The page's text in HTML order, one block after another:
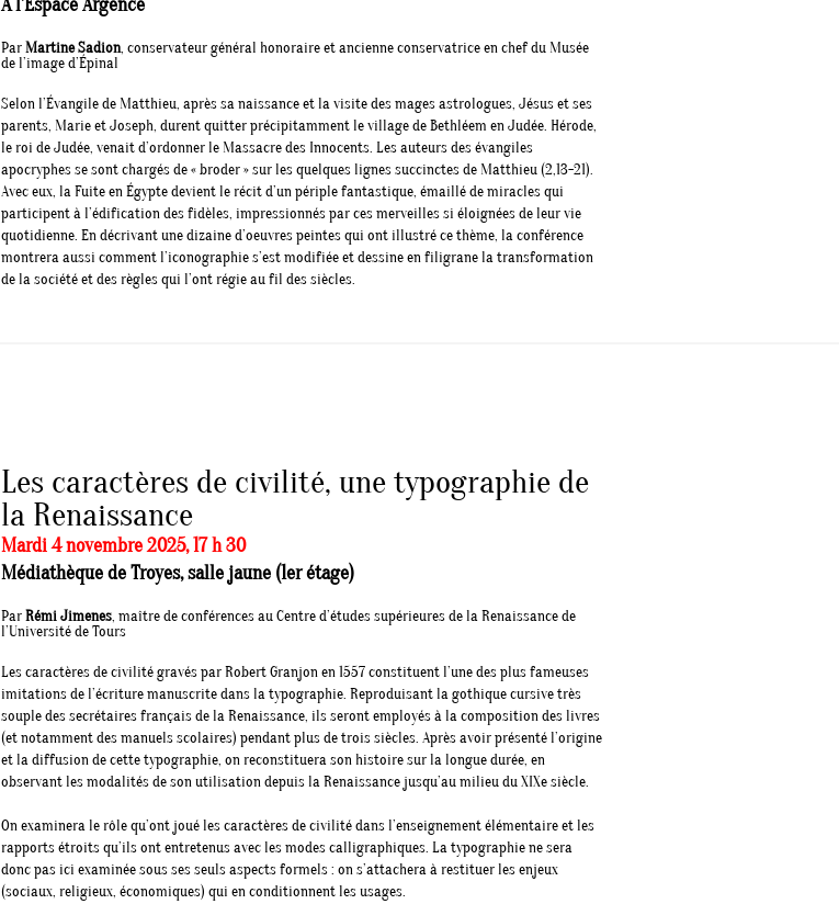
À l’Espace Argence
ParMartine Sadion, conservateur général honoraire et ancienne conservatrice en chef du Musée
de l’image d’Épinal
Selon l’Évangile de Matthieu, après sa naissance et la visite des mages astrologues, Jésus et ses
parents, Marie et Joseph, durent quitter précipitamment le village de Bethléem en Judée. Hérode,
le roi de Judée, venait d’ordonner le Massacre des Innocents. Les auteurs des évangiles
apocryphes se sont chargés de « broder » sur les quelques lignes succinctes de Matthieu (2,13-21).
Avec eux, la Fuite en Égypte devient le récit d’un périple fantastique, émaillé de miracles qui
participent à l’édification des fidèles, impressionnés par ces merveilles si éloignées de leur vie
quotidienne. En décrivant une dizaine d’oeuvres peintes qui ont illustré ce thème, la conférence
montrera aussi comment l’iconographie s’est modifiée et dessine en filigrane la transformation
de la société et des règles qui l’ont régie au fil des siècles.
Les caractères de civilité, une typographie de
la Renaissance
Mardi 4 novembre 2025, 17 h 30
Médiathèque de Troyes, salle jaune (1er étage)
ParRémi Jimenes, maître de conférences au Centre d’études supérieures de la Renaissance de
l’Université de Tours
Les caractères de civilité gravés par Robert Granjon en 1557 constituent l’une des plus fameuses
imitations de l’écriture manuscrite dans la typographie. Reproduisant la gothique cursive très
souple des secrétaires français de la Renaissance, ils seront employés à la composition des livres
(et notamment des manuels scolaires) pendant plus de trois siècles. Après avoir présenté l’origine
et la diffusion de cette typographie, on reconstituera son histoire sur la longue durée, en
observant les modalités de son utilisation depuis la Renaissance jusqu’au milieu du XIXe siècle.
On examinera le rôle qu’ont joué les caractères de civilité dans l’enseignement élémentaire et les
rapports étroits qu’ils ont entretenus avec les modes calligraphiques. La typographie ne sera
donc pas ici examinée sous ses seuls aspects formels : on s’attachera à restituer les enjeux
(sociaux, religieux, économiques) qui en conditionnent les usages.